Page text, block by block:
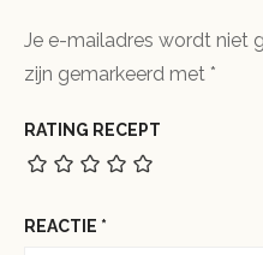
Je e-mailadres wordt niet
zijn gemarkeerd met *
RATING RECEPT
REACTIE *